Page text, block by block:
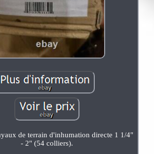
de terrain d'inhumation directe 1 1/4"
- 2" (54 colliers).